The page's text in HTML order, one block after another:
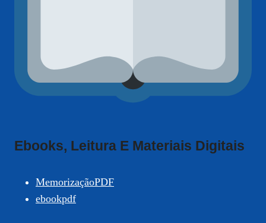
Ebooks, Leitura E Materiais Digitais
MemorizaçãoPDF
ebookpdf